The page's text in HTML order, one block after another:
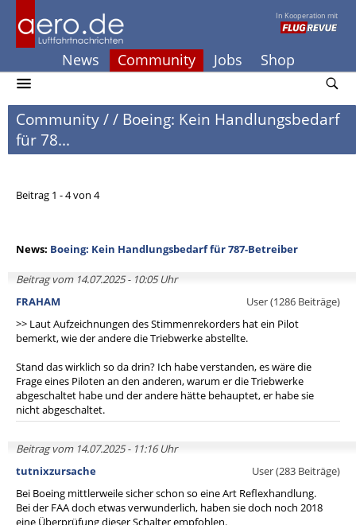
In Kooperation mit
News Community Jobs Shop
Community// Boeing: Kein Handlungsbedarf
für 78...
Beitrag 1 - 4 von 4
News: Boeing: Kein Handlungsbedarf für 787-Betreiber
Beitrag vom 14.07.2025 - 10:05 Uhr
FRAHAM
User (1286 Beiträge)
>> Laut Aufzeichnungen des Stimmenrekorders hat ein Pilot
bemerkt, wie der andere die Triebwerke abstellte.
Stand das wirklich so da drin? Ich habe verstanden, es wäre die
Frage eines Piloten an den anderen, warum er die Triebwerke
abgeschaltet habe und der andere hätte behauptet, er habe sie
nicht abgeschaltet.
Beitrag vom 14.07.2025 - 11:16 Uhr
tutnixzursache
User (283 Beiträge)
Bei Boeing mittlerweile sicher schon so eine Art Reflexhandlung.
Bei der FAA doch etwas verwunderlich, haben sie doch noch 2018
eine Überprüfung dieser Schalter empfohlen.